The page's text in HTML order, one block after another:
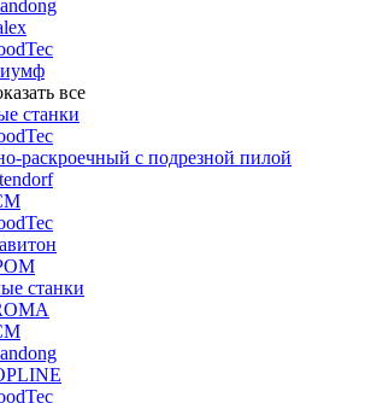
все
станки
раскроечный с подрезной пилой
станки